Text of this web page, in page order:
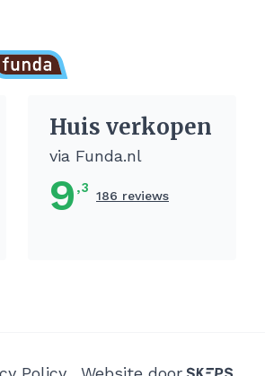
Huis verkopen
via Funda.nl
9 ,3 186 reviews